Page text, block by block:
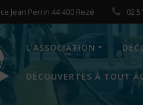
Jean Perrin 44 400 Rezé 02
L’ASSOCIATION
DÉCOUVERTES À TOUT